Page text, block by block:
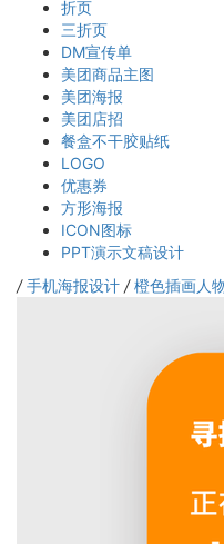
折页
三折页
DM宣传单
美团商品主图
美团海报
美团店招
餐盒不干胶贴纸
LOGO
优惠券
方形海报
ICON图标
PPT演示文稿设计
/ 手机海报设计 / 橙色插画人